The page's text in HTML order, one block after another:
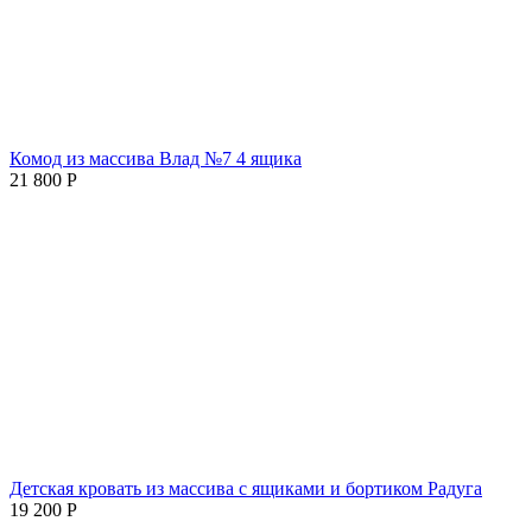
Комод из массива Влад №7 4 ящика
21 800 Р
Детская кровать из массива с ящиками и бортиком Радуга
19 200 Р